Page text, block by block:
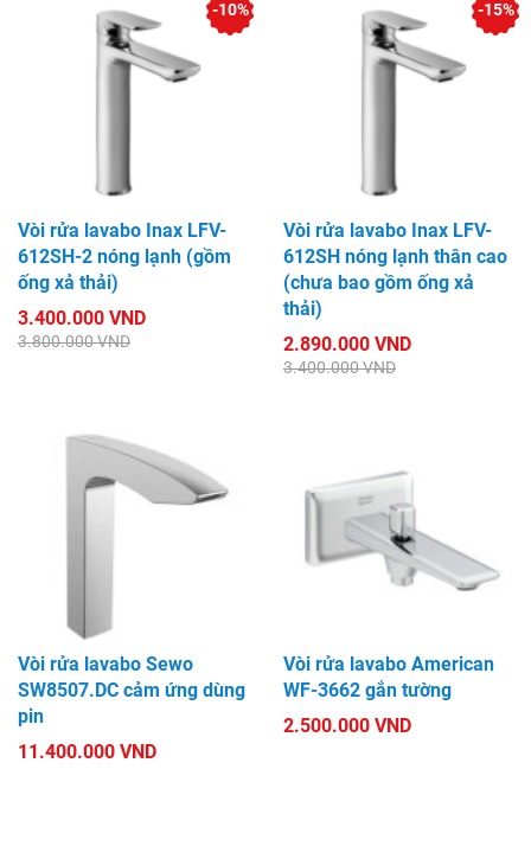
Vòi rửa lavabo Inax LFV-
612SH-2 nóng lạnh (gồm
ống xả thải)
3.400.000 VND
3.800.000 VND
-10%
Vòi rửa lavabo Inax LFV-
612SH nóng lạnh thân cao
(chưa bao gồm ống xả
thải)
2.890.000 VND
3.400.000 VND
-15%
Vòi rửa lavabo Sewo
SW8507.DC cảm ứng dùng
pin
11.400.000 VND
Vòi rửa lavabo American
WF-3662 gắn tường
2.500.000 VND